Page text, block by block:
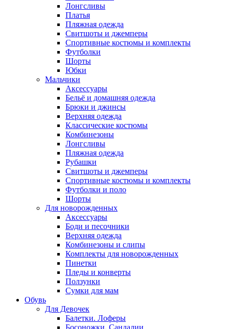
Лонгсливы
Платья
Пляжная одежда
Свитшоты и джемперы
Спортивные костюмы и комплекты
Футболки
Шорты
Юбки
Мальчики
Аксессуары
Бельё и домашняя одежда
Брюки и джинсы
Верхняя одежда
Классические костюмы
Комбинезоны
Лонгсливы
Пляжная одежда
Рубашки
Свитшоты и джемперы
Спортивные костюмы и комплекты
Футболки и поло
Шорты
Для новорожденных
Аксессуары
Боди и песочники
Верхняя одежда
Комбинезоны и слипы
Комплекты для новорожденных
Пинетки
Пледы и конверты
Ползунки
Сумки для мам
Обувь
Для Девочек
Балетки. Лоферы
Босоножки. Сандалии